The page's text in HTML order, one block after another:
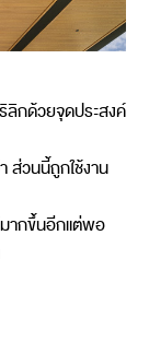
ลิกด้วยจุดประสงค์
ส่วนนี้ถูกใช้งาน
มากขึ้นอีกแต่พอ